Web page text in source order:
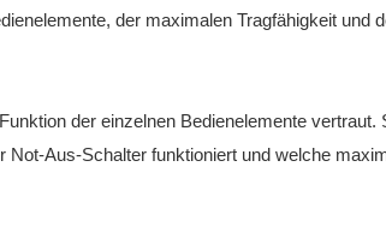
der maximalen Tragfähigkeit und
der einzelnen Bedienelemente vertraut.
Aus-Schalter funktioniert und welche